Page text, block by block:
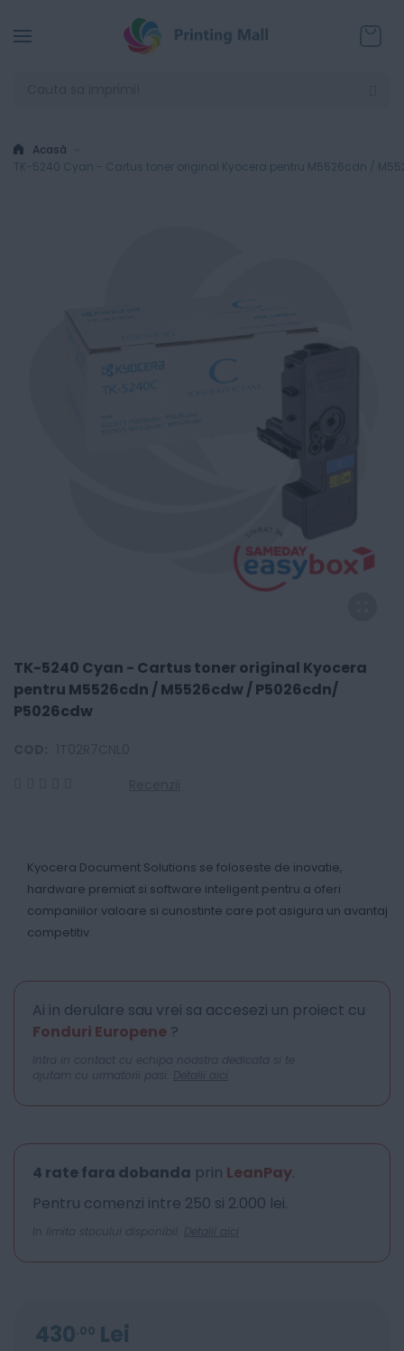
Acasă
TK-5240 Cyan - Cartus toner original Kyocera pentru M5526cdn /
TK-5240 Cyan - Cartus toner original Kyocera
pentru M5526cdn / M5526cdw / P5026cdn/
P5026cdw
Kyocera Document Solutions se foloseste de inovatie,
hardware premiat si software inteligent pentru a oferi
companiilor valoare si cunostinte care pot asigura un avantaj
competitiv.
Ai in derulare sau vrei sa accesezi un proiect cu
Fonduri Europene ?
Intra in contact cu echipa noastra dedicata si te
ajutam cu urmatorii pasi. Detalii aici
4 rate fara dobanda prin LeanPay.
Pentru comenzi intre 250 si 2.000 lei.
In limita stocului disponibil. Detalii aici
430 00 Lei